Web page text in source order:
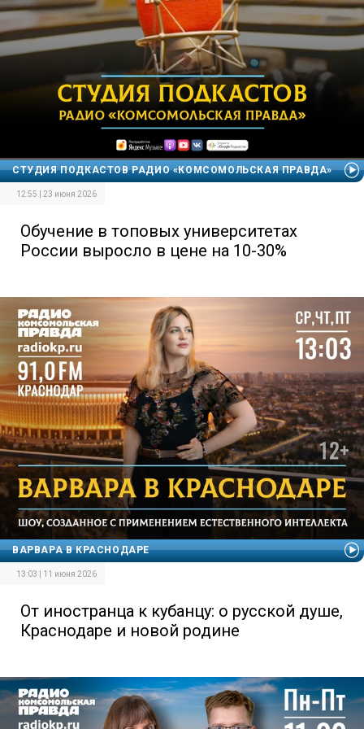
СТУДИЯ ПОДКАСТОВ РАДИО «КОМСОМОЛЬСКАЯ ПРАВДА»
12:55 | 23 июня 2026
Обучение в топовых университетах
России выросло в цене на 10-30%
ВАРВАРА В КРАСНОДАРЕ
13:03 | 11 июня 2026
От иностранца к кубанцу: о русской душе,
Краснодаре и новой родине